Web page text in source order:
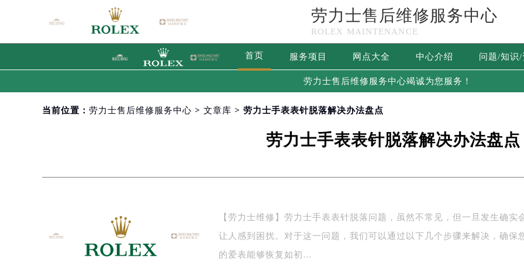
劳力士售后维修服务中心
ROLEX MAINTENANCE
首页 服务项目 网点大全 中心介绍 问题/知识/
劳力士售后维修服务中心竭诚为您服务！
当前位置： 劳力士售后维修服务中心 > 文章库 > 劳力士手表表针脱落解决办法盘点
劳力士手表表针脱落解决办法盘点
【劳力士维修】劳力士手表表针脱落问题，虽然不常见，但一旦发生确实
让人感到困扰。对于这一问题，我们可以通过以下几个步骤来解决，确保
的爱表能够恢复如初…